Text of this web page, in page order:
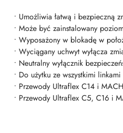
• Umożliwia łatwą i bezpieczną
• Może być zainstalowany
• Wyposażony w blokadę w
• Wyciągany uchwyt wyłącza
• Neutralny wyłącznik
• Do użytku ze wszystkimi
• Przewody Ultraflex C14 i
• Przewody Ultraflex C5, C16 i